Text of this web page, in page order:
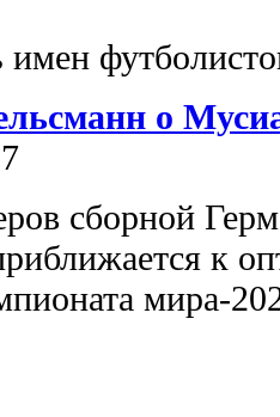
имен
о
сборной
к
мира-